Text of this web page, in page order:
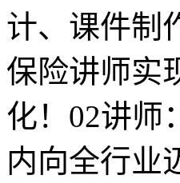
计、课件制
保险讲师实
化！02讲师
内向全行业